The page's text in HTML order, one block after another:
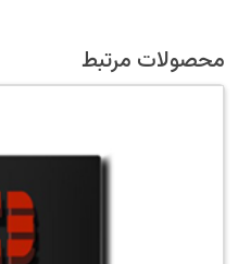
محصولات مرتبط